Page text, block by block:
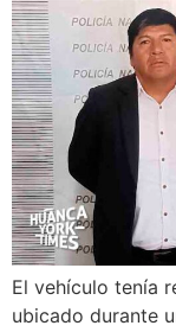
El vehículo tenía
ubicado durante